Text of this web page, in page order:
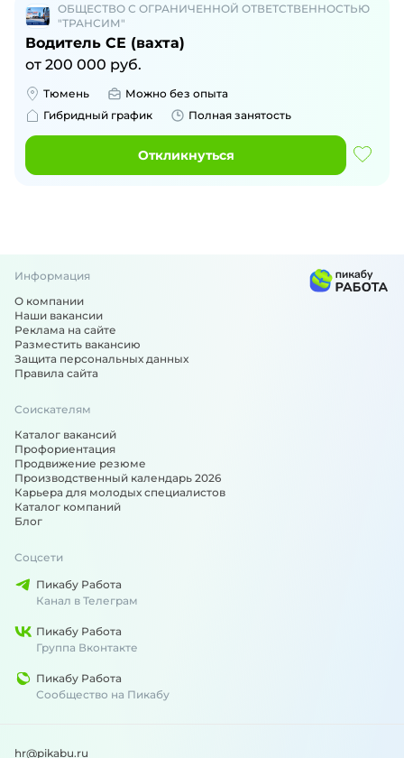
ОБЩЕСТВО С ОГРАНИЧЕННОЙ ОТВЕТСТВЕННОСТЬЮ
"ТРАНСИМ"
Водитель СЕ (вахта)
от 200 000 руб.
Тюмень
Можно без опыта
Гибридный график
Полная занятость
Откликнуться
Информация
О компании
Наши вакансии
Реклама на сайте
Разместить вакансию
Защита персональных данных
Правила сайта
Соискателям
Каталог вакансий
Профориентация
Продвижение резюме
Производственный календарь 2026
Карьера для молодых специалистов
Каталог компаний
Блог
Соцсети
Пикабу Работа
Канал в Телеграм
Пикабу Работа
Группа Вконтакте
Пикабу Работа
Сообщество на Пикабу
hr@pikabu.ru